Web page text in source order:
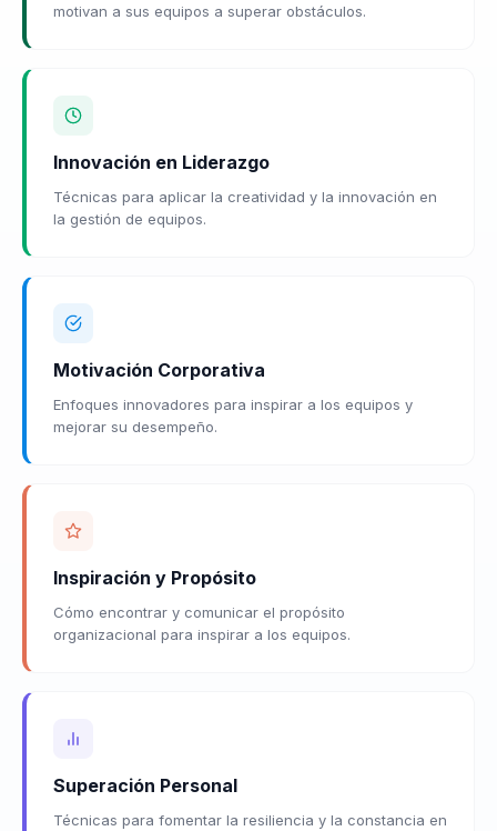
motivan a sus equipos a superar obstáculos.
Innovación en Liderazgo
Técnicas para aplicar la creatividad y la innovación en
la gestión de equipos.
Motivación Corporativa
Enfoques innovadores para inspirar a los equipos y
mejorar su desempeño.
Inspiración y Propósito
Cómo encontrar y comunicar el propósito
organizacional para inspirar a los equipos.
Superación Personal
Técnicas para fomentar la resiliencia y la constancia en